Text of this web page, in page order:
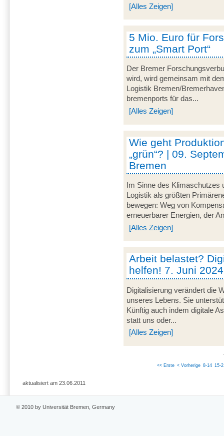
[Alles Zeigen]
5 Mio. Euro für
zum „Smart Port“
Der Bremer
wird, wird gemeinsam mit
Logistik Bremen/
bremenports für das...
[Alles Zeigen]
Wie geht
„grün“? | 09.
Bremen
Im Sinne des Klimaschutzes
Logistik als größten
bewegen: Weg von
erneuerbarer Energien, der
[Alles Zeigen]
Arbeit belastet?
helfen! 7. Juni
Digitalisierung verändert die
unseres Lebens. Sie
Künftig auch indem digitale
statt uns oder...
[Alles Zeigen]
<< Erste < Vorherige 8-14 15-
aktualisiert am 23.06.2011
© 2010 by Universität Bremen, Germany